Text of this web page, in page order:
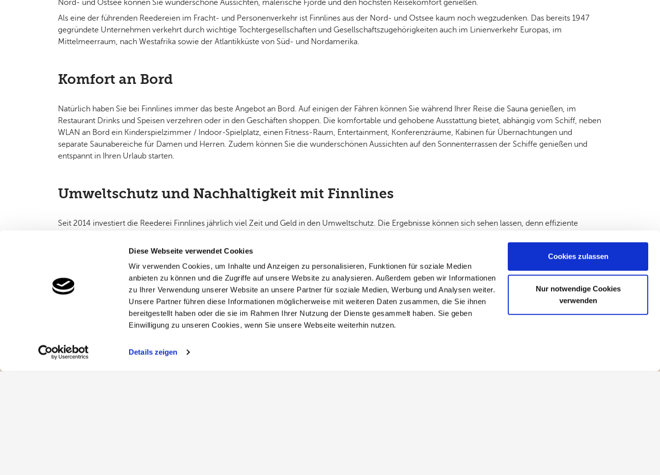
Diese Webseite verwendet Cookies
Wir verwenden Cookies, um Inhalte und Anzeigen zu personalisieren, Funktionen für soziale Medien
anbieten zu können und die Zugriffe auf unsere Website zu analysieren. Außerdem geben wir Informationen
zu Ihrer Verwendung unserer Website an unsere Partner für soziale Medien, Werbung und Analysen weiter.
Unsere Partner führen diese Informationen möglicherweise mit weiteren Daten zusammen, die Sie ihnen
bereitgestellt haben oder die sie im Rahmen Ihrer Nutzung der Dienste gesammelt haben. Sie geben
Einwilligung zu unseren Cookies, wenn Sie unsere Webseite weiterhin nutzen.
Details zeigen
Cookies zulassen
Nur notwendige Cookies
verwenden
Nord- und Ostsee können Sie wunderschöne Aussichten, malerische Fjorde und den höchsten Reisekomfort genießen.
Als eine der führenden Reedereien im Fracht- und Personenverkehr ist Finnlines aus der Nord- und Ostsee kaum noch wegzudenken. Das bereits 1947
gegründete Unternehmen verkehrt durch wichtige Tochtergesellschaften und Gesellschaftszugehörigkeiten auch im Linienverkehr Europas, im
Mittelmeerraum, nach Westafrika sowie der Atlantikküste von Süd- und Nordamerika.
Komfort an Bord
Natürlich haben Sie bei Finnlines immer das beste Angebot an Bord. Auf einigen der Fähren können Sie während Ihrer Reise die Sauna genießen, im
Restaurant Drinks und Speisen verzehren oder in den Geschäften shoppen. Die komfortable und gehobene Ausstattung bietet, abhängig vom Schiff, neben
WLAN an Bord ein Kinderspielzimmer / Indoor-Spielplatz, einen Fitness-Raum, Entertainment, Konferenzräume, Kabinen für Übernachtungen und
separate Saunabereiche für Damen und Herren. Zudem können Sie die wunderschönen Aussichten auf den Sonnenterrassen der Schiffe genießen und
entspannt in Ihren Urlaub starten.
Umweltschutz und Nachhaltigkeit mit Finnlines
Seit 2014 investiert die Reederei Finnlines jährlich viel Zeit und Geld in den Umweltschutz. Die Ergebnisse können sich sehen lassen, denn effiziente
die Emissionen bis 2050 um ganze 50 % zu reduzieren. Dazu kombinieren sie ihre Passaagier- und Frachtfähren und befördern bei jeder Fahrt sowohl
Die stetige Investition in Energieeffizienz brachte dem Fährunternehmen eine Auszeichnung mit dem Label „Sustainable Travel Award“ ein, das
nachhaltiges Reisen auszeichnet. Dafür hat Finnlines kulturelle, ökologische, ökonomische sowie soziale Kriterien im Vorfeld erfüllt.
Mit so viel Komfort, Nachhaltigkeit und Service können Sie Ihre Reise ganz unbeschwert genießen.
Fähren